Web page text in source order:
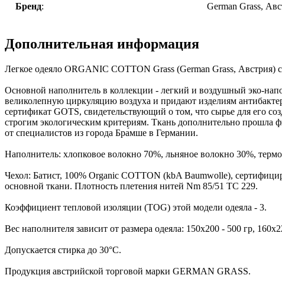
Бренд: German Grass,
Дополнительная информация
Легкое одеяло ORGANIC COTTON Grass (German Grass, Австрия)
Основной наполнитель в коллекции - легкий и воздушный эко-
великолепную циркуляцию воздуха и придают изделиям
сертификат GOTS, свидетельствующий о том, что сырье для его
строгим экологическим критериям. Ткань дополнительно прошла
от специалистов из города Бра́мше в Германии.
Наполнитель: хлопковое волокно 70%, льняное волокно 30%,
Чехол: Батист, 100% Organic COTТON (kbA Baumwolle),
основной ткани. Плотность плетения нитей Nm 85/51 TC 229.
Коэффициент тепловой изоляции (TOG) этой модели одеяла - 3.
Вес наполнителя зависит от размера одеяла: 150х200 - 500 гр,
Допускается стирка до 30°С.
Продукция австрийской торговой марки GERMAN GRASS.